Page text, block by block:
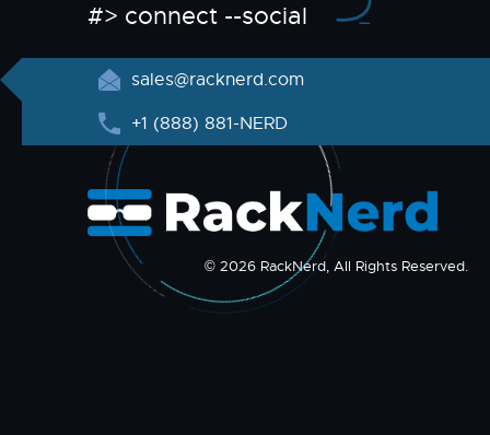
#> connect --social
sales@racknerd.com
+1 (888) 881-NERD
© 2026 RackNerd, All Rights Reserved.